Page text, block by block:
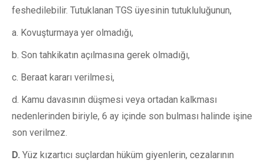
feshedilebilir. Tutuklanan TGS üyesinin tutukluluğunun,
a. Kovuşturmaya yer olmadığı,
b. Son tahkikatın açılmasına gerek olmadığı,
c. Beraat kararı verilmesi,
d. Kamu davasının düşmesi veya ortadan kalkması
nedenlerinden biriyle, 6 ay içinde son bulması halinde işine
son verilmez.
D. Yüz kızartıcı suçlardan hüküm giyenlerin, cezalarının